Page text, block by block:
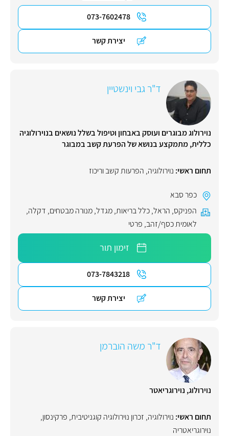
073-7602478
יצירת קשר
ד"ר גבי וינשטיין
נוירולוג מבוגרים ועוסק באבחון וטיפול בשלל נושאים בנוירולוגיה
כללית, מתמקצע בנושא של הפרעת קשב במבוגר
תחום ראשי: נוירולוגיה, הפרעות קשב וריכוז
כפר סבא
הפניקס, הראל,כלל בריאות,מגדל,מנורה מבטחים, דקלה,
לאומית כסף/זהב, פרטי
זימון תור
073-7843218
יצירת קשר
ד"ר משה הוברמן
נוירולוג, נוירוגריאטר
תחום ראשי: נוירולוגיה, זכרון נוירולוגיה קוגניטיבית, פרקינסון,
נוירוגריאטריה